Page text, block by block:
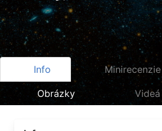
Info Minirecenzie
Obrázky Videá